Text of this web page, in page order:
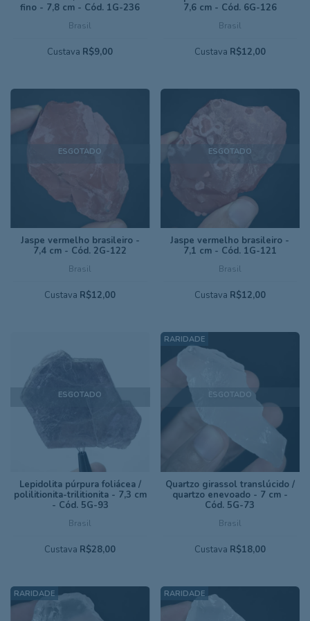
Brasil
fino - 7,8 cm - Cód. 1G-236
Custava R$9,00
Brasil
7,6 cm - Cód. 6G-126
Custava R$12,00
ESGOTADO
Brasil
Jaspe vermelho brasileiro -
7,4 cm - Cód. 2G-122
Custava R$12,00
ESGOTADO
Brasil
Jaspe vermelho brasileiro -
7,1 cm - Cód. 1G-121
Custava R$12,00
ESGOTADO
Brasil
Lepidolita púrpura foliácea /
polilitionita-trilitionita - 7,3 cm
- Cód. 5G-93
Custava R$28,00
ESGOTADO
Brasil
Quartzo girassol translúcido /
quartzo enevoado - 7 cm -
Cód. 5G-73
Custava R$18,00